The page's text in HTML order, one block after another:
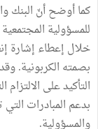
كما أوضح أنّ البنك
بصمته الكربونية.
بدعم المبادرات
والمسؤولية.